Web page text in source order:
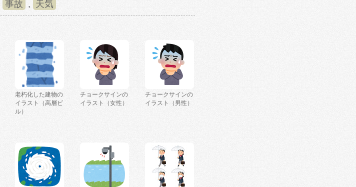
事故 , 天気
老朽化した建物の
イラスト（高層ビ
ル）
チョークサインの
イラスト（女性）
チョークサインの
イラスト（男性）